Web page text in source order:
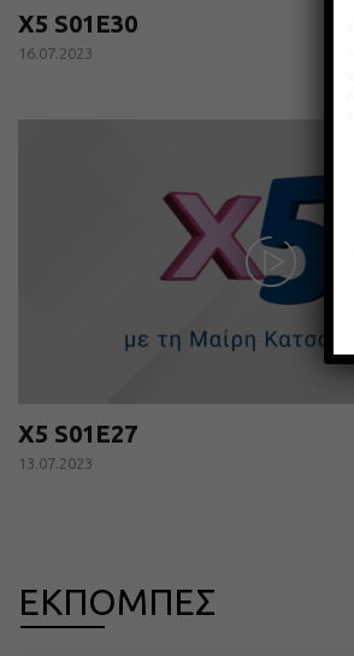
X5 S01E30
16.07.2023
X5 S01E27
13.07.2023
ΕΚΠΟΜΠΕΣ